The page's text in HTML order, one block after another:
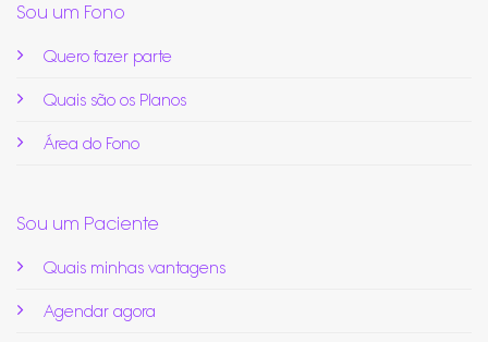
Sou um Fono
Quero fazer parte
Quais são os Planos
Área do Fono
Sou um Paciente
Quais minhas vantagens
Agendar agora